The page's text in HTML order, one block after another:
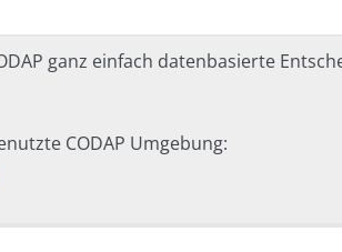
ganz einfach datenbasierte
CODAP Umgebung: